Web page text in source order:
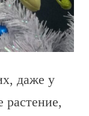
даже у
растение,